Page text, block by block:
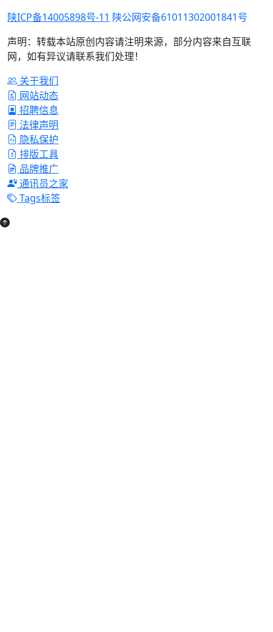
陕ICP备14005898号-11 陕公网安备61011302001841号
声明：转载本站原创内容请注明来源，部分内容来自互联
网，如有异议请联系我们处理！
关于我们
网站动态
招聘信息
法律声明
隐私保护
排版工具
品牌推广
通讯员之家
Tags标签